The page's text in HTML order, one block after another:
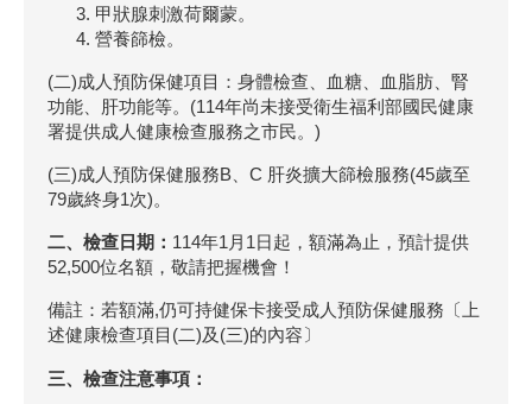
甲狀腺刺激荷爾蒙。
營養篩檢。
(二)成人預防保健項目：身體檢查、血糖、血脂肪、腎
功能、肝功能等。(114年尚未接受衛生福利部國民健康
署提供成人健康檢查服務之市民。)
(三)成人預防保健服務B、C 肝炎擴大篩檢服務(45歲至
79歲終身1次)。
二、檢查日期： 114年1月1日起，額滿為止，預計提供
52,500位名額，敬請把握機會！
備註：若額滿,仍可持健保卡接受成人預防保健服務〔上
述健康檢查項目(二)及(三)的內容〕
三、檢查注意事項：